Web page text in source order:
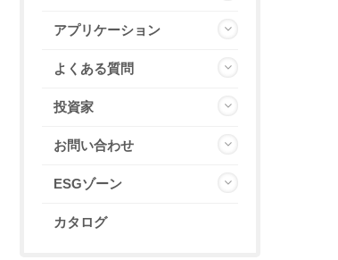
アプリケーション
よくある質問
投資家
お問い合わせ
ESGゾーン
カタログ